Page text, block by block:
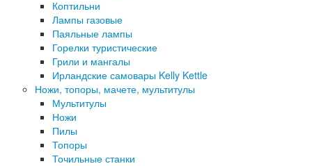
Коптильни
Лампы газовые
Паяльные лампы
Горелки туристические
Грили и мангалы
Ирландские самовары Kelly Kettle
Ножи, топоры, мачете, мультитулы
Мультитулы
Ножи
Пилы
Топоры
Точильные станки